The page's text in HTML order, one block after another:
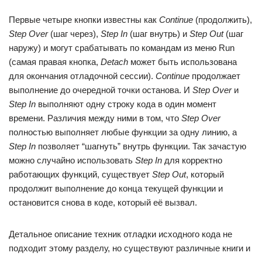
Первые четыре кнопки известны как Continue (продолжить),
Step Over(шаг через), Step In (шаг внутрь) и Step Out(шаг
наружу) и могут срабатывать по командам из меню Run
(самая правая кнопка, Detach может быть использована
для окончания отладочной сессии). Continue продолжает
выполнение до очередной точки останова. И Step Overи
Step In выполняют одну строку кода в один момент
времени. Различия между ними в том, что Step Over
полностью выполняет любые функции за одну линию, а
Step In позволяет “шагнуть” внутрь функции. Так зачастую
можно случайно использовать Step In для корректно
работающих функций, существует Step Out, который
продолжит выполнение до конца текущей функции и
остановится снова в коде, который её вызвал.
Детальное описание техник отладки исходного кода не
подходит этому разделу, но существуют различные книги и